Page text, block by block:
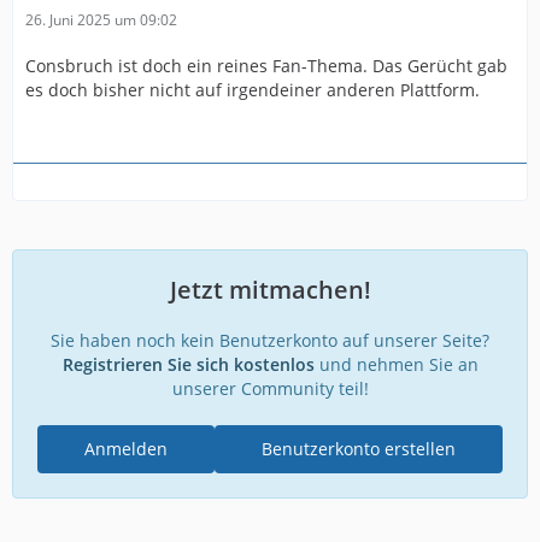
26. Juni 2025 um 09:02
Consbruch ist doch ein reines Fan-Thema. Das Gerücht gab
es doch bisher nicht auf irgendeiner anderen Plattform.
Jetzt mitmachen!
Sie haben noch kein Benutzerkonto auf unserer Seite?
Registrieren Sie sich kostenlosund nehmen Sie an
unserer Community teil!
Benutzerkonto erstellen
Anmelden